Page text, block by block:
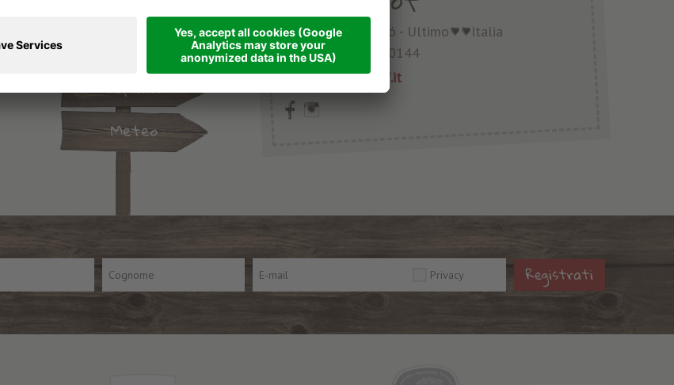
Dépliant
Meteo
Dorf 59 S. Nicoló - Ultimo
Italia
Tel.+39 0473 790144
info@waltershof.it
Registrati
Privacy